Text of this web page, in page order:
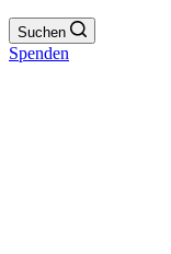
Suchen
Spenden